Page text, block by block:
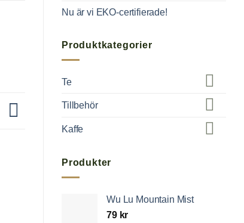
Nu är vi EKO-certifierade!
Produktkategorier
Te
Tillbehör
Kaffe
Produkter
Wu Lu Mountain Mist
79 kr